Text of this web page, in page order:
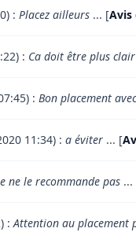
: Placez ailleurs ... [Avis
: Ca doit être plus
: Bon placement
11:34) : a éviter ... [
ne le recommande pas ...
:Attention au placement